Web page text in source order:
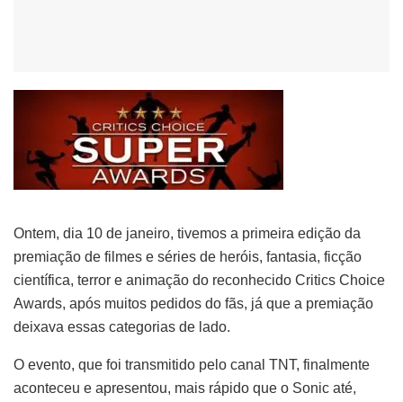
Ontem, dia 10 de janeiro, tivemos a primeira edição da
premiação de filmes e séries de heróis, fantasia, ficção
científica, terror e animação do reconhecido Critics Choice
Awards, após muitos pedidos do fãs, já que a premiação
deixava essas categorias de lado.
O evento, que foi transmitido pelo canal TNT, finalmente
aconteceu e apresentou, mais rápido que o Sonic até,